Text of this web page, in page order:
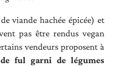
viande hachée épicée) et
pas être rendus vegan
vendeurs proposent à
ful garni de légumes